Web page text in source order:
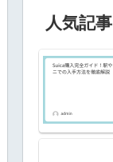
人気記事